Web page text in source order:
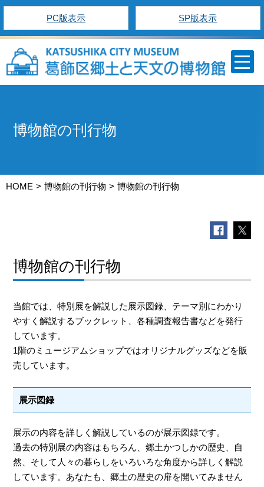
PC版表示 SP版表示
博物館の刊行物
HOME 博物館の刊行物 博物館の刊行物
博物館の刊行物
当館では、特別展を解説した展示図録、テーマ別にわかり
やすく解説するブックレット、各種調査報告書などを発行
しています。
1階のミュージアムショップではオリジナルグッズなどを販
売しています。
展示図録
展示の内容を詳しく解説しているのが展示図録です。
過去の特別展の内容はもちろん、郷土かつしかの歴史、自
然、そして人々の暮らしをいろいろな角度から詳しく解説
しています。あなたも、郷土の歴史の扉を開いてみません